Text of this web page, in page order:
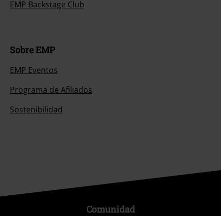
EMP Backstage Club
Sobre EMP
EMP Eventos
Programa de Afiliados
Sostenibilidad
Comunidad